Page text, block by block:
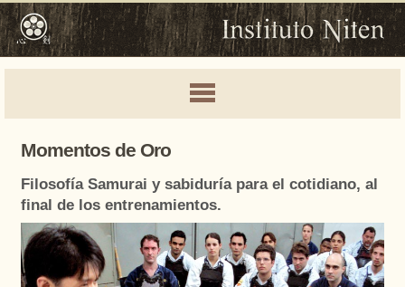
Momentos de Oro
Filosofía Samurai y sabiduría para el cotidiano, al
final de los entrenamientos.